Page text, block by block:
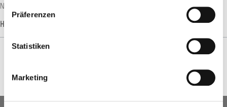
Präferenzen
Statistiken
Marketing
Nippel. Hierbei handelt es sich um einen hochqualitat…
Hersteller-Informationen